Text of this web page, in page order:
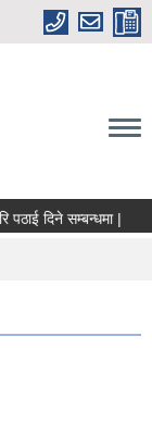
दिने सम्बन्धमा |